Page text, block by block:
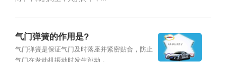
气门弹簧的作用是?
气门弹簧是保证气门及时落座并紧密贴合，防止
气门在发动机振动时发生跳动，...